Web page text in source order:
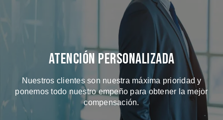
Atención Personalizada
Nuestros clientes son nuestra máxima prioridad y
ponemos todo nuestro empeño para obtener la mejor
compensación.